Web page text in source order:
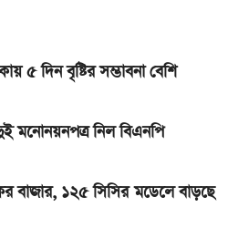
আবেদন শুরু, অগ্রাধিকার
বাজারে এলো Redmi 17 5G
ইঞ্চির কার্ভড AMOLED
৫ দিন বৃষ্টির সম্ভাবনা বেশি
দুই মনোনয়নপত্র নিল বিএনপি
বাজার, ১২৫ সিসির মডেলে বাড়ছে